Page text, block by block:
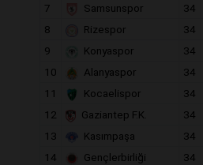
7
Samsunspor 34
8
Rizespor 34
9
Konyaspor 34
10
Alanyaspor 34
11
Kocaelispor 34
12
Gaziantep F.K. 34
13
Kasımpaşa 34
14
Gençlerbirliği 34